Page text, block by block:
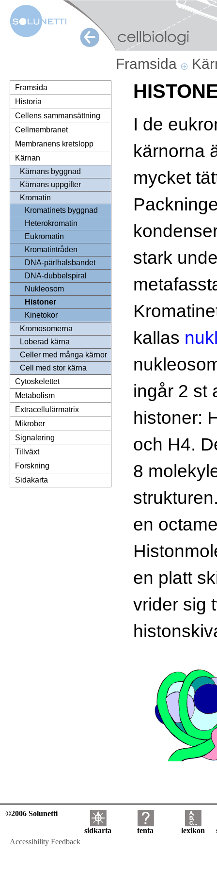
Framsida
Framsida
Historia
Cellens sammansättning
Cellmembranet
Membranens kretslopp
Kärnan
Kärnans byggnad
Kärnans uppgifter
Kromatin
Kromatinets byggnad
Heterokromatin
Eukromatin
Kromatintråden
DNA-pärlhalsbandet
DNA-dubbelspiral
Nukleosom
Histoner
Kinetokor
Kromosomerna
Loberad kärna
Celler med många kärnor
Cell med stor kärna
Cytoskelettet
Metabolism
Extracellulärmatrix
Mikrober
Signalering
Tillväxt
Forskning
Sidakarta
I de
kärnorna
mycket
stark
kallas
ingår 2 st
histoner:
och H4.
8
en
en platt
vrider sig
©2006 Solunetti
sidkarta tenta lexikon
Accessibility Feedback